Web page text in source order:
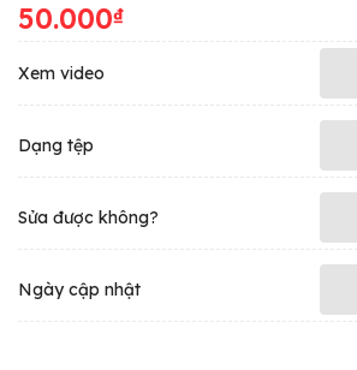
50.000₫
Xem video
Dạng tệp
Sửa được không?
Ngày cập nhật